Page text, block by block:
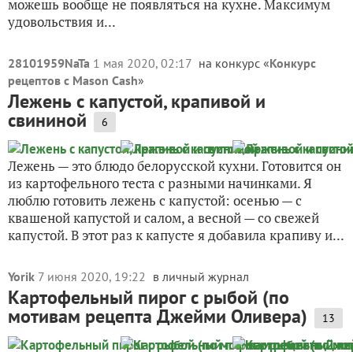
можешь вообще не появляться на кухне. Максимум
удовольствия и...
28101959NaTa 1 мая 2020, 02:17 на конкурс «Конкурс
рецептов с Mason Cash»
Лежень с капустой, крапивой и
свининой 6
Лежень — это блюдо белорусской кухни. Готовится он
из картофельного теста с разными начинками. Я
люблю готовить лежень с капустой: осенью — с
квашеной капустой и салом, а весной — со свежей
капустой. В этот раз к капусте я добавила крапиву и...
Yorik 7 июня 2020, 19:22 в личный журнал
Картофельный пирог с рыбой (по
мотивам рецепта Джейми Оливера) 13